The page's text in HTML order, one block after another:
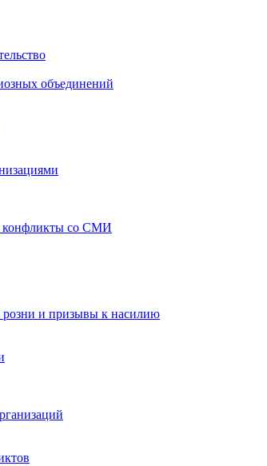
объединений
конфликты со СМИ
розни и призывы к насилию